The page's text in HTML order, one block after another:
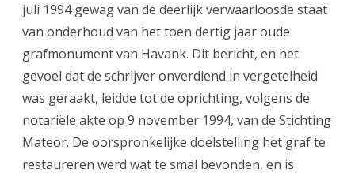
juli 1994 gewag van de deerlijk verwaarloosde staat
van onderhoud van het toen dertig jaar oude
grafmonument van Havank. Dit bericht, en het
gevoel dat de schrijver onverdiend in vergetelheid
was geraakt, leidde tot de oprichting, volgens de
notariële akte op 9 november 1994, van de Stichting
Mateor. De oorspronkelijke doelstelling het graf te
restaureren werd wat te smal bevonden, en is